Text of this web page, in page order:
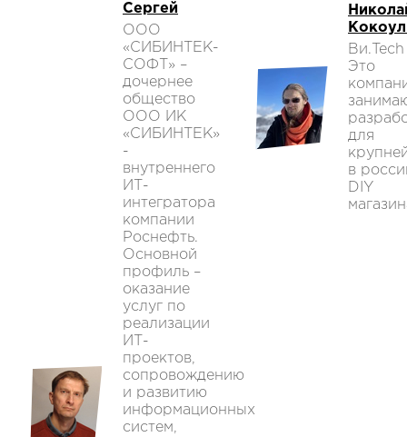
Сергей
ООО
«СИБИНТЕК-
СОФТ» –
дочернее
общество
ООО ИК
«СИБИНТЕК»
-
внутреннего
ИТ-
интегратора
компании
Роснефть.
Основной
профиль –
оказание
услуг по
реализации
ИТ-
проектов,
сопровождению
и развитию
информационных
систем,
Ви.Tech
Это
для
в
DIY